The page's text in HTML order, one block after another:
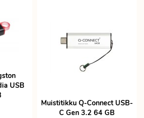
USB
Muistitikku Q-Connect USB-
C Gen 3.2 64 GB